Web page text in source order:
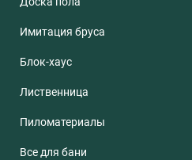
Имитация бруса
Блок-хаус
Лиственница
Пиломатериалы
Все для бани